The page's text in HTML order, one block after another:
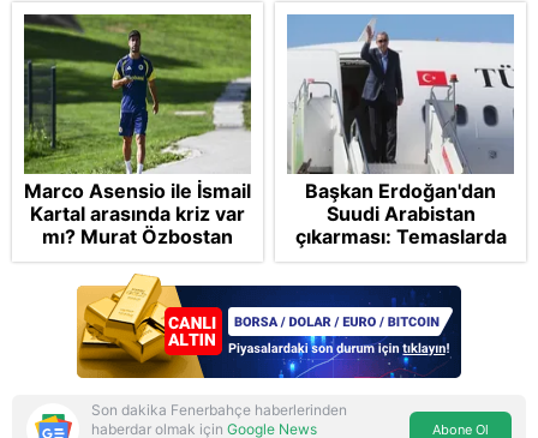
Marco Asensio ile İsmail
Kartal arasında kriz var
mı? Murat Özbostan
analiz etti: Egoları da
yönetmelisiniz
Başkan Erdoğan'dan
Suudi Arabistan
çıkarması: Temaslarda
bulunacak
Son dakika Fenerbahçe haberlerinden
haberdar olmak için Google News
Abone Ol